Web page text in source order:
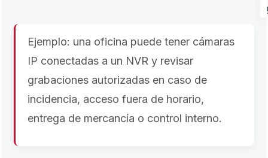
Ejemplo: una oficina puede tener cámaras
IP conectadas a un NVR y revisar
grabaciones autorizadas en caso de
incidencia, acceso fuera de horario,
entrega de mercancía o control interno.